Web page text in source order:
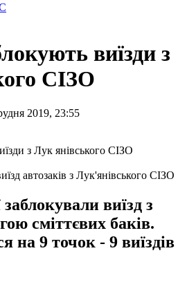
виїзди з
СІЗО
2019, 23:55
автозаків з Лук'янівського СІЗО
виїзд з
сміттєвих баків.
на 9 точок - 9 виїздів